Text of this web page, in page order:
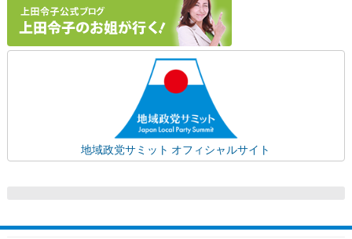
地域政党サミット オフィシャルサイト